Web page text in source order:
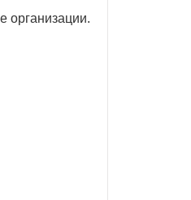
организации.